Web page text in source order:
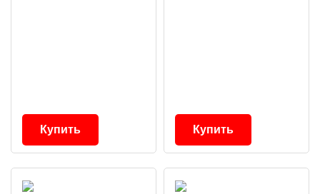
Купить Купить